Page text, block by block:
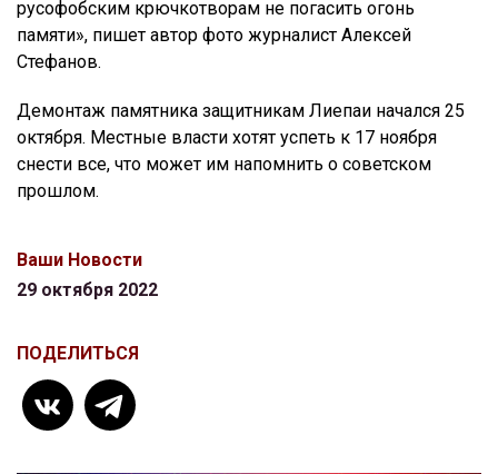
русофобским крючкотворам не погасить огонь
памяти», пишет автор фото журналист Алексей
Стефанов.
Демонтаж памятника защитникам Лиепаи начался 25
октября. Местные власти хотят успеть к 17 ноября
снести все, что может им напомнить о советском
прошлом.
Ваши Новости
29 октября 2022
ПОДЕЛИТЬСЯ